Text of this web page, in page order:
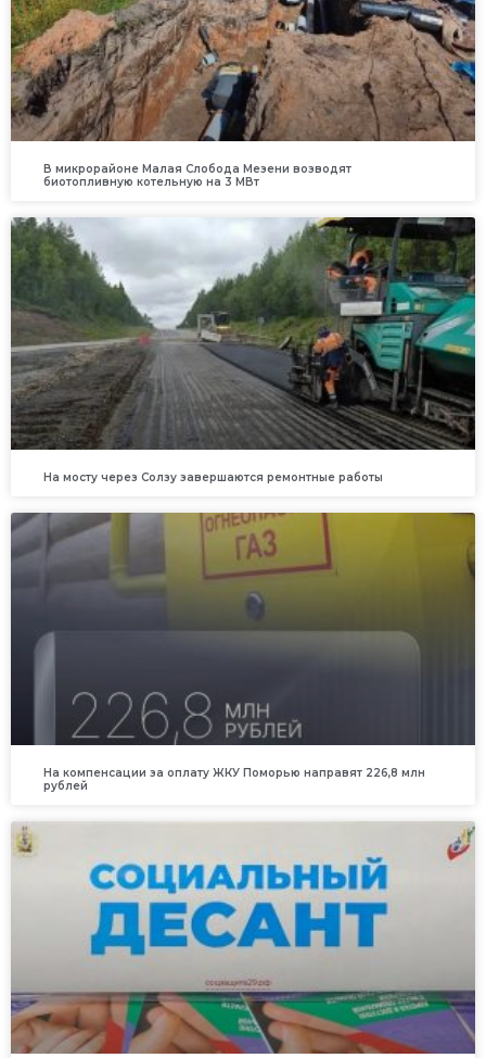
В микрорайоне Малая Слобода Мезени возводят
биотопливную котельную на 3 МВт
На мосту через Солзу завершаются ремонтные работы
На компенсации за оплату ЖКУ Поморью направят 226,8 млн
рублей